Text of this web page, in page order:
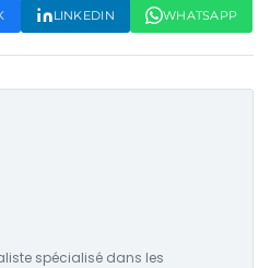
LINKEDIN WHATSAPP
spécialisé dans les